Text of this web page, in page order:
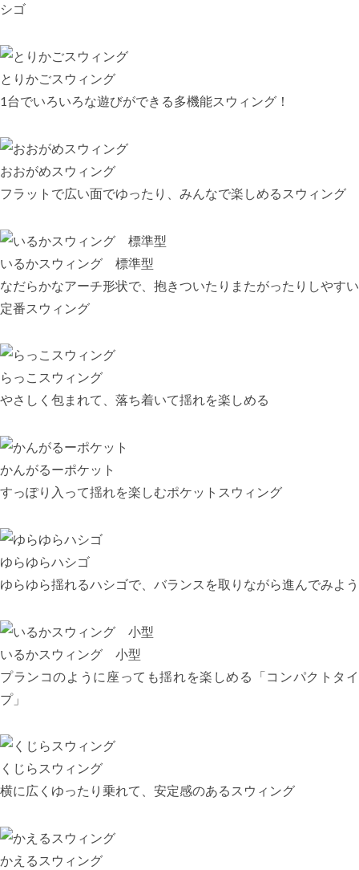
シゴ
とりかごスウィング
1台でいろいろな遊びができる多機能スウィング！
おおがめスウィング
フラットで広い面でゆったり、みんなで楽しめるスウィング
いるかスウィング 標準型
なだらかなアーチ形状で、抱きついたりまたがったりしやすい
定番スウィング
らっこスウィング
やさしく包まれて、落ち着いて揺れを楽しめる
かんがるーポケット
すっぽり入って揺れを楽しむポケットスウィング
ゆらゆらハシゴ
ゆらゆら揺れるハシゴで、バランスを取りながら進んでみよう
いるかスウィング 小型
プランコのように座っても揺れを楽しめる「コンパクトタイ
プ」
くじらスウィング
横に広くゆったり乗れて、安定感のあるスウィング
かえるスウィング